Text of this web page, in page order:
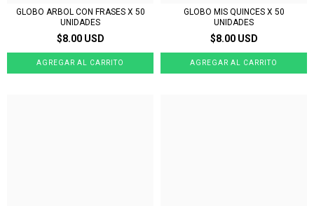
GLOBO ARBOL CON FRASES X 50
UNIDADES
$8.00 USD
GLOBO MIS QUINCES X 50
UNIDADES
$8.00 USD